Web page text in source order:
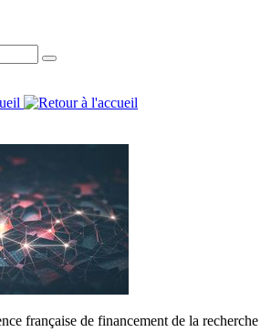
française de financement de la recherche